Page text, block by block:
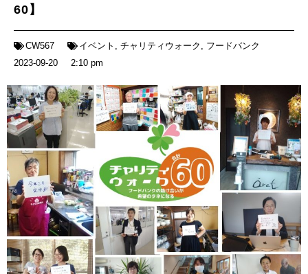
60】
CW567 イベント , チャリティウォーク , フードバンク
2023-09-20
2:10 pm